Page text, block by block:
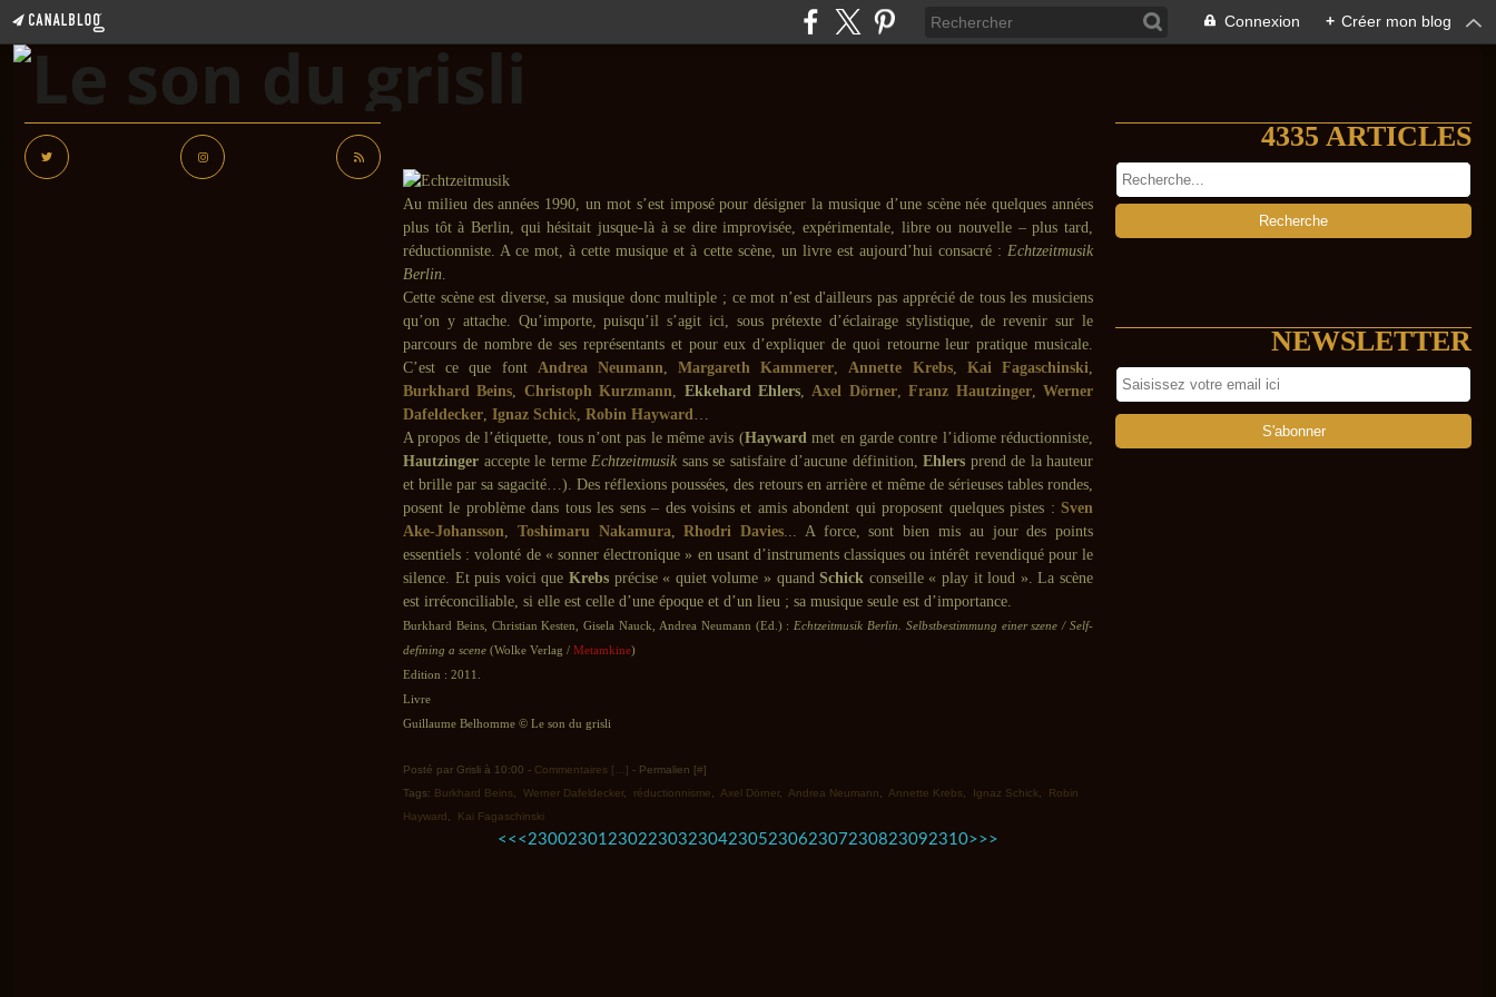
Connexion + Créer mon blog
Au milieu des années 1990, un mot s’est imposé pour désigner la musique d’une scène née quelques années
plus tôt à Berlin, qui hésitait jusque-là à se dire improvisée, expérimentale, libre ou nouvelle – plus tard,
réductionniste. A ce mot, à cette musique et à cette scène, un livre est aujourd’hui consacré : Echtzeitmusik
Berlin.
Cette scène est diverse, sa musique donc multiple ; ce mot n’est d'ailleurs pas apprécié de tous les musiciens
qu’on y attache. Qu’importe, puisqu’il s’agit ici, sous prétexte d’éclairage stylistique, de revenir sur le
parcours de nombre de ses représentants et pour eux d’expliquer de quoi retourne leur pratique musicale.
C’est ce que font Andrea Neumann,Margareth Kammerer,Annette Krebs, Kai Fagaschinski,
Burkhard Beins, Christoph Kurzmann, Ekkehard Ehlers,Axel Dörner,Franz Hautzinger,Werner
Dafeldecker, Ignaz Schick, Robin Hayward…
A propos de l’étiquette, tous n’ont pas le même avis (Haywardmet en garde contre l’idiome réductionniste,
Hautzinger accepte le terme Echtzeitmusik sans se satisfaire d’aucune définition, Ehlers prend de la hauteur
et brille par sa sagacité…). Des réflexions poussées, des retours en arrière et même de sérieuses tables rondes,
posent le problème dans tous les sens – des voisins et amis abondent qui proposent quelques pistes : Sven
Ake-Johansson, Toshimaru Nakamura,Rhodri Davies... A force, sont bien mis au jour des points
essentiels : volonté de « sonner électronique » en usant d’instruments classiques ou intérêt revendiqué pour le
silence. Et puis voici que Krebs précise « quiet volume » quandSchick conseille « play it loud ». La scène
est irréconciliable, si elle est celle d’une époque et d’un lieu ; sa musique seule est d’importance.
Burkhard Beins, Christian Kesten, Gisela Nauck, Andrea Neumann (Ed.) : Echtzeitmusik Berlin. Selbstbestimmung einer szene / Self-
defining a scene (Wolke Verlag / Metamkine)
Edition : 2011.
Livre
Guillaume Belhomme © Le son du grisli
Posté par Grisli à 10:00 - Commentaires [ ] - Permalien [#]
Tags: Burkhard Beins Werner Dafeldecker, réductionnisme Axel Dörner, Andrea Neumann Annette Krebs Ignaz Schick
Robin
Hayward
Kai Fagaschinski
<< <23002301230223032304230523062307230823092310
2320
2330
2340
2350
2360
2370
2380
2390
2400
2500
2600
2700
2800
2900
3000
3100
3200
3300
3400
3500
3600
3700
3800
3900
4000
4100
4200
4300 >>>
4335 ARTICLES
NEWSLETTER